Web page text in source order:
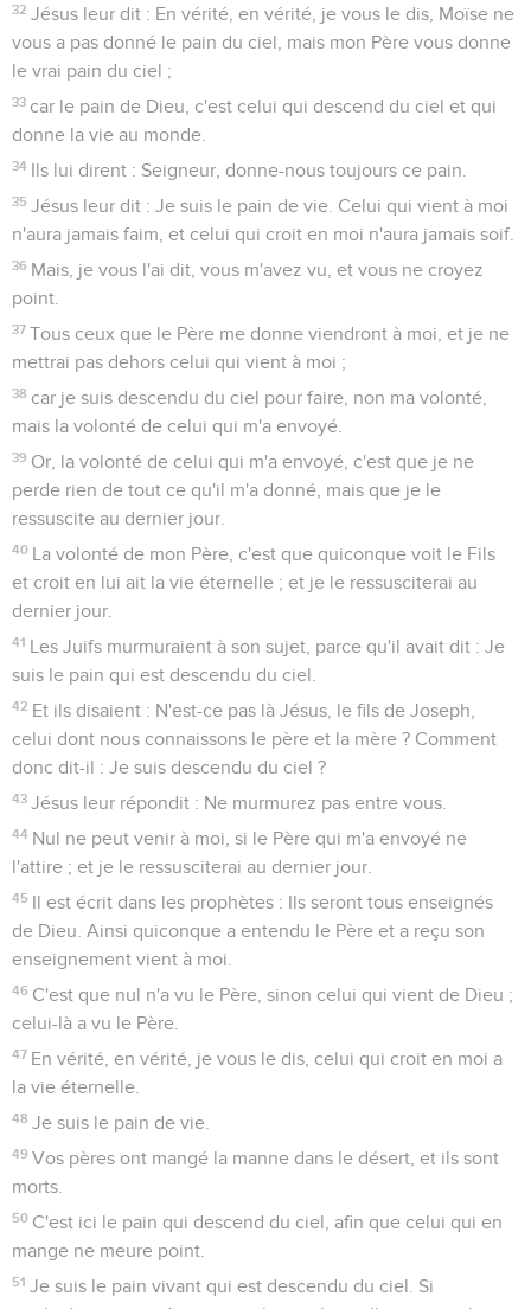
32 Jésus leur dit : En vérité, en vérité, je vous le dis, Moïse ne
vous a pas donné le pain du ciel, mais mon Père vous donne
le vrai pain du ciel ;
33 car le pain de Dieu, c'est celui qui descend du ciel et qui
donne la vie au monde.
34 Ils lui dirent : Seigneur, donne-nous toujours ce pain.
35 Jésus leur dit : Je suis le pain de vie. Celui qui vient à moi
n'aura jamais faim, et celui qui croit en moi n'aura jamais soif.
36 Mais, je vous l'ai dit, vous m'avez vu, et vous ne croyez
point.
37 Tous ceux que le Père me donne viendront à moi, et je ne
mettrai pas dehors celui qui vient à moi ;
38 car je suis descendu du ciel pour faire, non ma volonté,
mais la volonté de celui qui m'a envoyé.
39 Or, la volonté de celui qui m'a envoyé, c'est que je ne
perde rien de tout ce qu'il m'a donné, mais que je le
ressuscite au dernier jour.
40 La volonté de mon Père, c'est que quiconque voit le Fils
et croit en lui ait la vie éternelle ; et je le ressusciterai au
dernier jour.
41 Les Juifs murmuraient à son sujet, parce qu'il avait dit : Je
suis le pain qui est descendu du ciel.
42 Et ils disaient : N'est-ce pas là Jésus, le fils de Joseph,
celui dont nous connaissons le père et la mère ? Comment
donc dit-il : Je suis descendu du ciel ?
43 Jésus leur répondit : Ne murmurez pas entre vous.
44 Nul ne peut venir à moi, si le Père qui m'a envoyé ne
l'attire ; et je le ressusciterai au dernier jour.
45 Il est écrit dans les prophètes : Ils seront tous enseignés
de Dieu. Ainsi quiconque a entendu le Père et a reçu son
enseignement vient à moi.
46 C'est que nul n'a vu le Père, sinon celui qui vient de Dieu ;
celui-là a vu le Père.
47 En vérité, en vérité, je vous le dis, celui qui croit en moi a
la vie éternelle.
48 Je suis le pain de vie.
49 Vos pères ont mangé la manne dans le désert, et ils sont
morts.
50 C'est ici le pain qui descend du ciel, afin que celui qui en
mange ne meure point.
51 Je suis le pain vivant qui est descendu du ciel. Si